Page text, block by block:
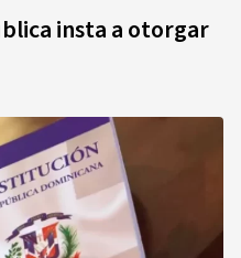
insta a otorgar